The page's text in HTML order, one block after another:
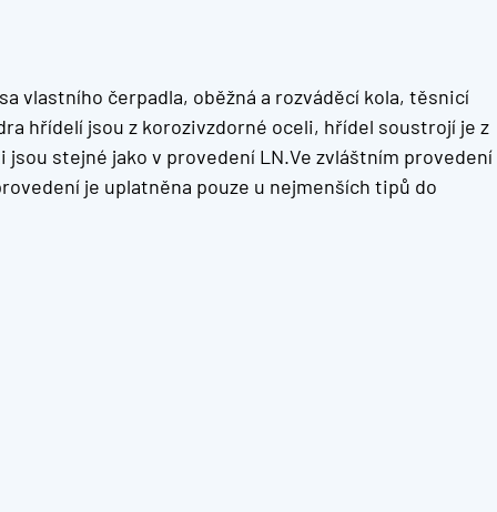
vlastního čerpadla, oběžná a rozváděcí kola, těsnicí
hřídelí jsou z korozivzdorné oceli, hřídel soustrojí je z
stejné jako v provedení LN.Ve zvláštním provedení
je uplatněna pouze u nejmenších tipů do